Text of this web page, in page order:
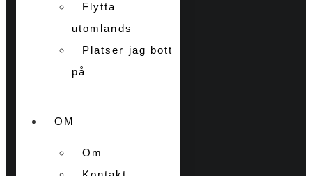
Flytta
utomlands
Platser jag bott
på
OM
Om